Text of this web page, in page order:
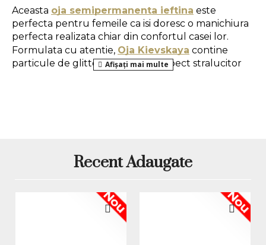
Aceasta oja semipermanenta ieftina este
perfecta pentru femeile ca isi doresc o manichiura
perfecta realizata chiar din confortul casei lor.
Formulata cu atentie, Oja Kievskaya contine
particule de glitter, oferind un aspect stralucitor
1. Pregatirea unghiei naturale: se da forma
unghiilor, se imping si se indeparteaza cuticulele,
luciul natural al unghiei.
se aplica un strat care se usuca
in 30 de secunde in lampa LED sau in 120 de
Recent Adaugate
Nou Nou